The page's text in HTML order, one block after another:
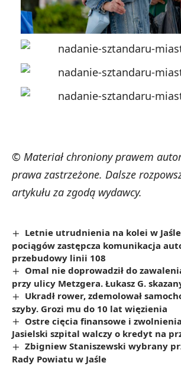
© Materiał chroniony prawem
prawa zastrzeżone. Dalsze
artykułu za zgodą wydawcy.
Letnie utrudnienia na kolei w
pociągów zastępcza komunikacja
przebudowy linii 108
Omal nie doprowadził do
przy ulicy Metzgera. Łukasz G.
Ukradł rower, zdemolował
szyby. Grozi mu do 10 lat więzienia
Ostre cięcia finansowe i
Jasielski szpital walczy o kredyt na
Zbigniew Staniszewski wybrany
Rady Powiatu w Jaśle